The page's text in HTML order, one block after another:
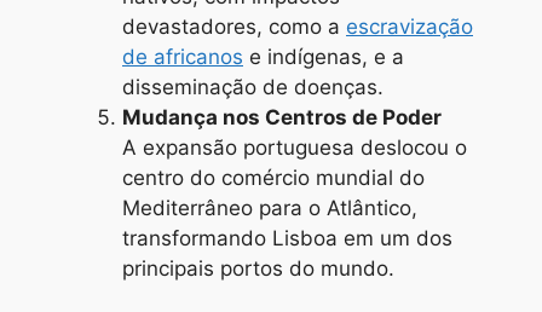
devastadores, como a escravização
de africanos e indígenas, e a
disseminação de doenças.
Mudança nos Centros de Poder
A expansão portuguesa deslocou o
centro do comércio mundial do
Mediterrâneo para o Atlântico,
transformando Lisboa em um dos
principais portos do mundo.